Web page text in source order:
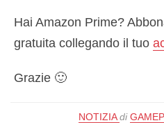
Hai Amazon Prime?
gratuita collegando il tuo
Grazie 🙂
NOTIZIA di